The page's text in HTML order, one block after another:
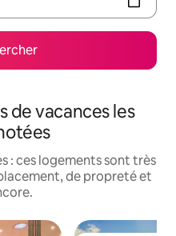
de vacances les
: ces logements sont très
de propreté et